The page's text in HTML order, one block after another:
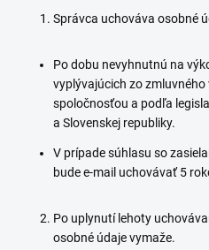
Správca uchováva osobné
Po dobu nevyhnutnú na
vyplývajúcich zo
spoločnosťou a podľa
a Slovenskej republiky.
V prípade súhlasu so
bude e-mail uchovávať 5
Po uplynutí lehoty
osobné údaje vymaže.